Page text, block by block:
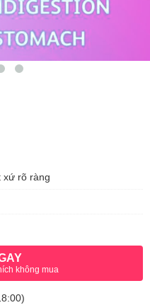
xứ rõ ràng
không mua